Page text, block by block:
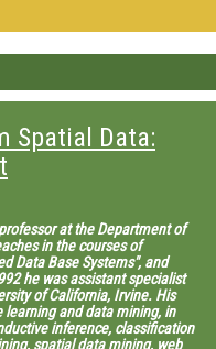
Spatial Data:
at the Department of
in the courses of
Data Base Systems", and
he was assistant specialist
of California, Irvine. His
learning and data mining, in
inference, classification
spatial data mining, web